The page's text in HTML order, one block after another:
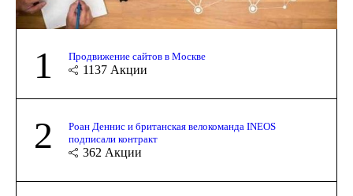
1 Продвижение сайтов в Москве
1137 Акции
2
Роан Деннис и британская велокоманда INEOS
подписали контракт
362 Акции